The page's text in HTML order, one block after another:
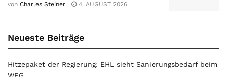
von Charles Steiner 4. AUGUST 2026
Neueste Beiträge
Hitzepaket der Regierung: EHL sieht Sanierungsbedarf beim
WEG